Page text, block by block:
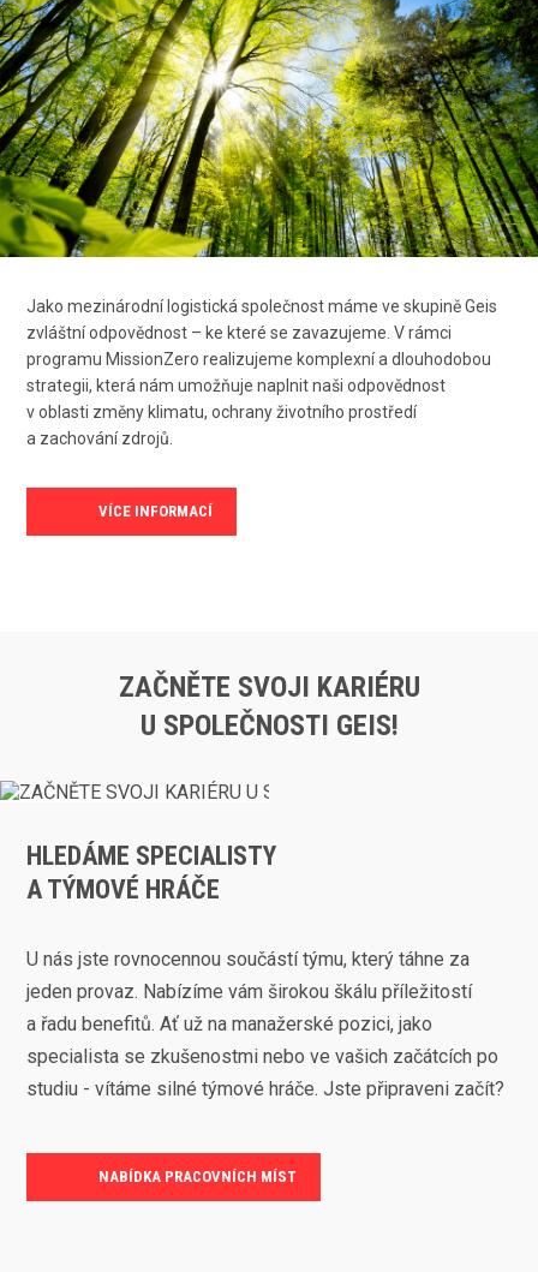
Jako mezinárodní logistická společnost máme ve skupině Geis
zvláštní odpovědnost – ke které se zavazujeme. V rámci
programu MissionZero realizujeme komplexní a dlouhodobou
strategii, která nám umožňuje naplnit naši odpovědnost
v oblasti změny klimatu, ochrany životního prostředí
a zachování zdrojů.
VÍCE INFORMACÍ
ZAČNĚTE SVOJI KARIÉRU
U SPOLEČNOSTI GEIS!
HLEDÁME SPECIALISTY
A TÝMOVÉ HRÁČE
U nás jste rovnocennou součástí týmu, který táhne za
jeden provaz. Nabízíme vám širokou škálu příležitostí
a řadu benefitů. Ať už na manažerské pozici, jako
specialista se zkušenostmi nebo ve vašich začátcích po
studiu - vítáme silné týmové hráče. Jste připraveni začít?
NABÍDKA PRACOVNÍCH MÍST